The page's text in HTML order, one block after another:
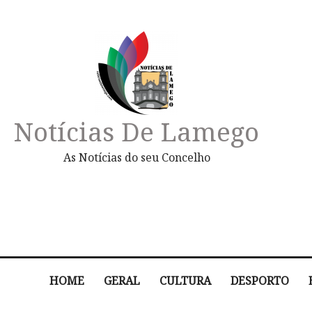
Notícias De Lamego
As Notícias do seu Concelho
HOME GERAL CULTURA DESPORTO